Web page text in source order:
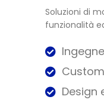
Soluzioni di
funzionalità
Design